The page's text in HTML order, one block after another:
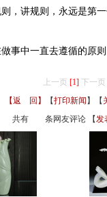
讲规则，永远是第
中一直去遵循的原则
上一页 [1] 下一页
【返 回】
【打印新闻 】【
共有
条网友评论 【发